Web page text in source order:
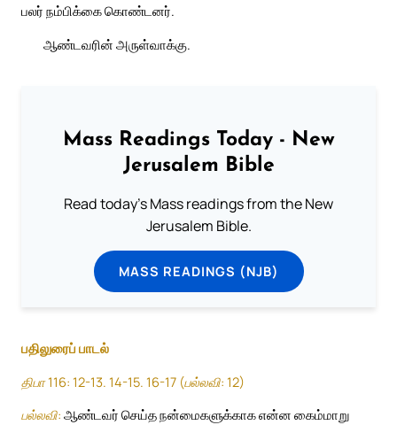
பலர் நம்பிக்கை கொண்டனர்.
ஆண்டவரின் அருள்வாக்கு.
Mass Readings Today - New
Jerusalem Bible
Read today's Mass readings from the New
Jerusalem Bible.
MASS READINGS (NJB)
பதிலுரைப் பாடல்
திபா 116: 12-13. 14-15. 16-17 (பல்லவி: 12)
பல்லவி: ஆண்டவர் செய்த நன்மைகளுக்காக என்ன கைம்மாறு